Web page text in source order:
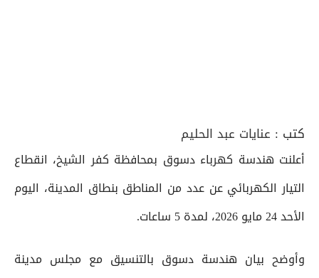
كتب : عنايات عبد الحليم
أعلنت هندسة كهرباء دسوق بمحافظة كفر الشيخ، انقطاع
التيار الكهربائي عن عدد من المناطق بنطاق المدينة، اليوم
الأحد 24 مايو 2026، لمدة 5 ساعات.
وأوضح بيان هندسة دسوق بالتنسيق مع مجلس مدينة